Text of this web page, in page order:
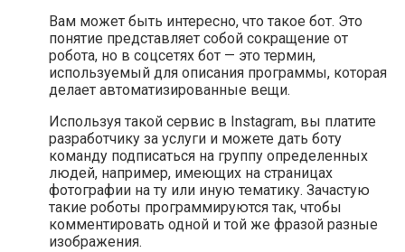
Вам может быть интересно, что такое бот. Это
понятие представляет собой сокращение от
робота, но в соцсетях бот — это термин,
используемый для описания программы, которая
делает автоматизированные вещи.
Используя такой сервис в Instagram, вы платите
разработчику за услуги и можете дать боту
команду подписаться на группу определенных
людей, например, имеющих на страницах
фотографии на ту или иную тематику. Зачастую
такие роботы программируются так, чтобы
комментировать одной и той же фразой разные
изображения.